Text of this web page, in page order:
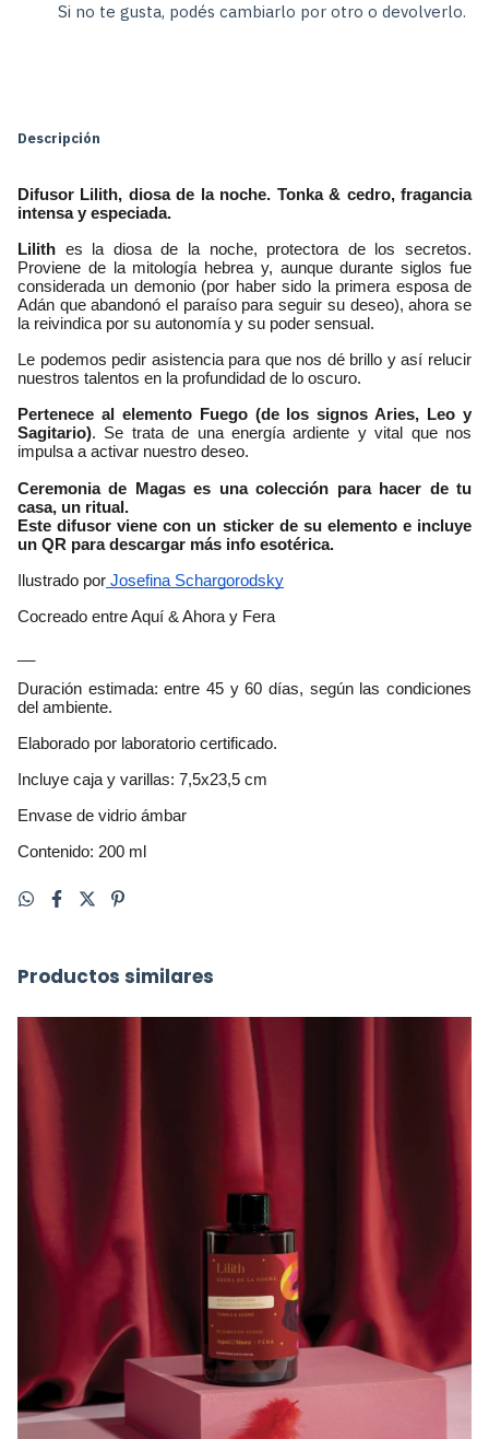
Si no te gusta, podés cambiarlo por otro o devolverlo.
Descripción
Difusor Lilith, diosa de la noche. Tonka & cedro, fragancia
intensa y especiada.
Lilith es la diosa de la noche, protectora de los secretos.
Proviene de la mitología hebrea y, aunque durante siglos fue
considerada un demonio (por haber sido la primera esposa de
Adán que abandonó el paraíso para seguir su deseo), ahora se
la reivindica por su autonomía y su poder sensual.
Le podemos pedir asistencia para que nos dé brillo y así relucir
nuestros talentos en la profundidad de lo oscuro.
Pertenece al elemento Fuego (de los signos Aries, Leo y
Sagitario). Se trata de una energía ardiente y vital que nos
impulsa a activar nuestro deseo.
Ceremonia de Magas es una colección para hacer de tu
casa, un ritual.
Este difusor viene con un sticker de su elemento e incluye
un QR para descargar más info esotérica.
Ilustrado por Josefina Schargorodsky
Cocreado entre Aquí & Ahora y Fera
Duración estimada: entre 45 y 60 días, según las condiciones
del ambiente.
Elaborado por laboratorio certificado.
Incluye caja y varillas: 7,5x23,5 cm
Envase de vidrio ámbar
Contenido: 200 ml
Productos similares